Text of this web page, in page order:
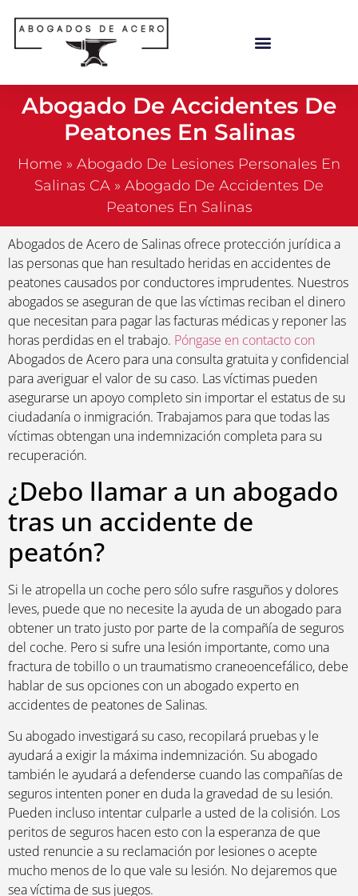
Abogado De Accidentes De
Peatones En Salinas
Home » Abogado De Lesiones Personales En
Salinas CA » Abogado De Accidentes De
Peatones En Salinas
Abogados de Acero de Salinas ofrece protección jurídica a
las personas que han resultado heridas en accidentes de
peatones causados por conductores imprudentes. Nuestros
abogados se aseguran de que las víctimas reciban el dinero
que necesitan para pagar las facturas médicas y reponer las
horas perdidas en el trabajo. Póngase en contacto con
Abogados de Acero para una consulta gratuita y confidencial
para averiguar el valor de su caso. Las víctimas pueden
asegurarse un apoyo completo sin importar el estatus de su
ciudadanía o inmigración. Trabajamos para que todas las
víctimas obtengan una indemnización completa para su
recuperación.
¿Debo llamar a un abogado
tras un accidente de
peatón?
Si le atropella un coche pero sólo sufre rasguños y dolores
leves, puede que no necesite la ayuda de un abogado para
obtener un trato justo por parte de la compañía de seguros
del coche. Pero si sufre una lesión importante, como una
fractura de tobillo o un traumatismo craneoencefálico, debe
hablar de sus opciones con un abogado experto en
accidentes de peatones de Salinas.
Su abogado investigará su caso, recopilará pruebas y le
ayudará a exigir la máxima indemnización. Su abogado
también le ayudará a defenderse cuando las compañías de
seguros intenten poner en duda la gravedad de su lesión.
Pueden incluso intentar culparle a usted de la colisión. Los
peritos de seguros hacen esto con la esperanza de que
usted renuncie a su reclamación por lesiones o acepte
mucho menos de lo que vale su lesión. No dejaremos que
sea víctima de sus juegos.